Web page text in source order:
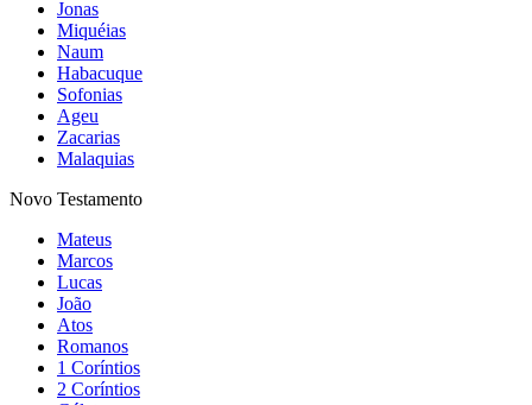
Jonas
Miquéias
Naum
Habacuque
Sofonias
Ageu
Zacarias
Malaquias
Novo Testamento
Mateus
Marcos
Lucas
João
Atos
Romanos
1 Coríntios
2 Coríntios